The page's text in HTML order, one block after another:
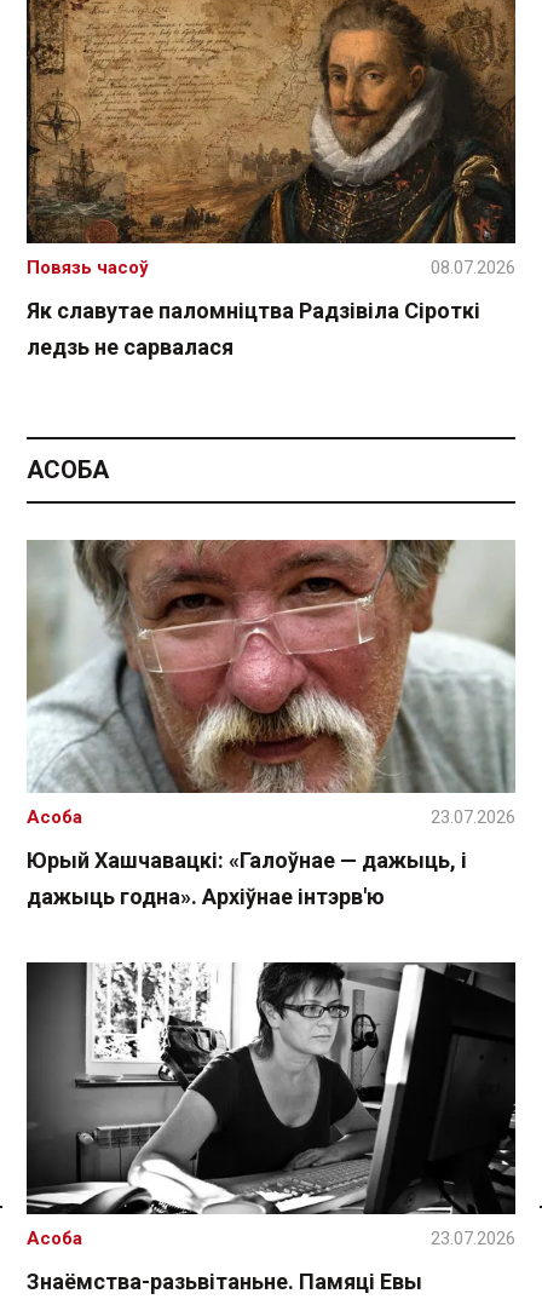
Спасылка без VPN
Як славутае паломніцтва Радзівіла Сіроткі
ледзь не сарвалася
Повязь часоў 08.07.2026
АСОБА
Юрый Хашчавацкі: «Галоўнае — дажыць, і
дажыць годна». Архіўнае інтэрв'ю
Асоба 23.07.2026
Знаёмства-разьвітаньне. Памяці Евы
Асоба 23.07.2026